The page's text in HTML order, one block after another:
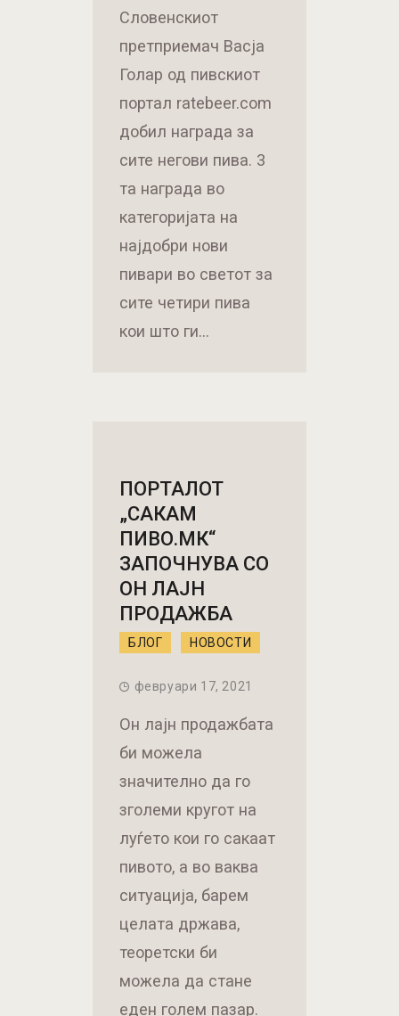
Словенскиот
претприемач Васја
Голар од пивскиот
портал ratebeer.com
добил награда за
сите негови пива. 3
та награда во
категоријата на
најдобри нови
пивари во светот за
сите четири пива
кои што ги…
ПОРТАЛОТ
„САКАМ
ПИВО.МК“
ЗАПОЧНУВА СО
ОН ЛАЈН
ПРОДАЖБА
БЛОГ НОВОСТИ
февруари 17, 2021
Он лајн продажбата
би можела
значително да го
зголеми кругот на
луѓето кои го сакаат
пивото, а во ваква
ситуација, барем
целата држава,
теоретски би
можела да стане
еден голем пазар.